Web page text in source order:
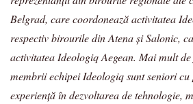
Belgrad, care coordonează activitatea
respectiv birourile din Atena și Salonic,
activitatea Ideologiq Aegean. Mai mult
membrii echipei Ideologiq sunt seniori cu
experiență în dezvoltarea de tehnologie,